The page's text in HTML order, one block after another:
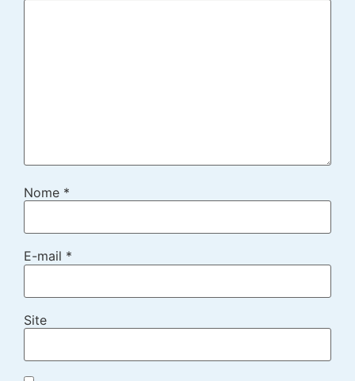
Nome *
E-mail *
Site